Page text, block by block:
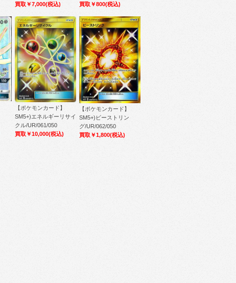
買取￥7,000(税込)
買取￥800(税込)
【ポケモンカード】
SM5+)エネルギーリサイ
クル/UR/061/050
買取￥10,000(税込)
【ポケモンカード】
SM5+)ビーストリン
グ/UR/062/050
買取￥1,800(税込)